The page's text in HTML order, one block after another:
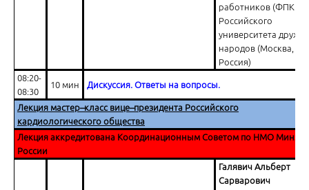
Второй уровень управления: контроль артериального давления
Дискуссия
работников
Российского
университета
народов (Москва,
Россия)
08:20-
08:30
10 мин Дискуссия. Ответы на вопросы.
Лекция мастер–класс вице–президента Российского
кардиологического общества
Лекция аккредитована Координационным Советом по НМО
России
Галявич Альберт
Сарварович